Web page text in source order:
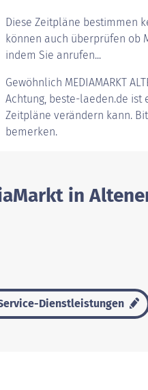
Diese Zeitpläne bestimmen
können auch überprüfen ob
indem Sie anrufen...
Gewöhnlich MEDIAMARKT
Achtung, beste-laeden.de
Zeitpläne verändern kann.
bemerken.
in
Dienstleistungen